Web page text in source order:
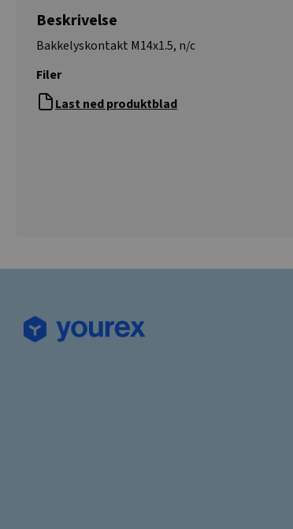
Beskrivelse
Bakkelyskontakt M14x1.5, n/c
Filer
Last ned produktblad